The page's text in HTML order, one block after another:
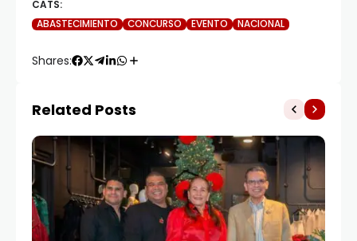
CATS:
ABASTECIMIENTO
CONCURSO EVENTO NACIONAL
Shares:
Related Posts